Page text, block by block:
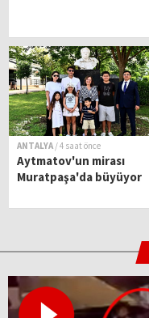
ANTALYA / 4 saat önce
Aytmatov'un mirası
Muratpaşa'da büyüyor